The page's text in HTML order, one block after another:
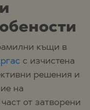
къщи в
с изчистена
решения и
на
от затворени